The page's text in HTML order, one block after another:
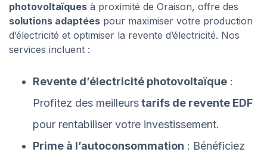
photovoltaïques à proximité de Oraison, offre des
solutions adaptées pour maximiser votre production
d’électricité et optimiser la revente d’électricité. Nos
services incluent :
Revente d’électricité photovoltaïque :
Profitez des meilleurstarifs de revente EDF
pour rentabiliser votre investissement.
Prime à l’autoconsommation : Bénéficiez